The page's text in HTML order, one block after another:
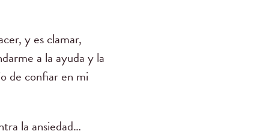
y es clamar,
a la ayuda y la
de confiar en mi
la ansiedad…